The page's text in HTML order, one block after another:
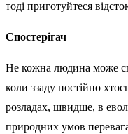
тоді приготуйтеся
Спостерігач
Не кожна людина може
коли ззаду постійно
розладах, швидше, в
природних умов